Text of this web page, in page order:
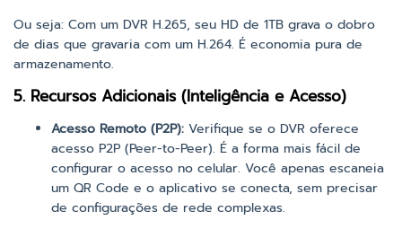
Ou seja: Com um DVR H.265, seu HD de 1TB grava o dobro
de dias que gravaria com um H.264. É economia pura de
armazenamento.
5. Recursos Adicionais (Inteligência e Acesso)
Acesso Remoto (P2P): Verifique se o DVR oferece
acesso P2P (Peer-to-Peer). É a forma mais fácil de
configurar o acesso no celular. Você apenas escaneia
um QR Code e o aplicativo se conecta, sem precisar
de configurações de rede complexas.